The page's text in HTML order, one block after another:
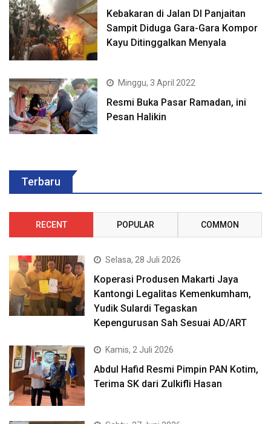
Kebakaran di Jalan DI Panjaitan
Sampit Diduga Gara-Gara Kompor
Kayu Ditinggalkan Menyala
Minggu, 3 April 2022
Resmi Buka Pasar Ramadan, ini
Pesan Halikin
Terbaru
RECENT POPULAR COMMON
Selasa, 28 Juli 2026
Koperasi Produsen Makarti Jaya
Kantongi Legalitas Kemenkumham,
Yudik Sulardi Tegaskan
Kepengurusan Sah Sesuai AD/ART
Kamis, 2 Juli 2026
Abdul Hafid Resmi Pimpin PAN Kotim,
Terima SK dari Zulkifli Hasan